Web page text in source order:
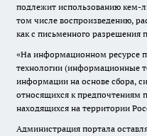
подлежит использованию кем-
том числе воспроизведению,
как с письменного разрешения
«На информационном ресурсе
технологии (информационные
информации на основе сбора,
относящихся к предпочтениям
находящихся на территории
Администрация портала